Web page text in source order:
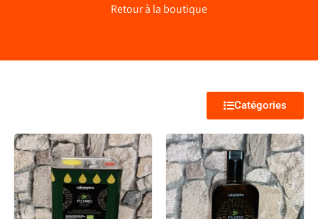
Retour à la boutique
Catégories